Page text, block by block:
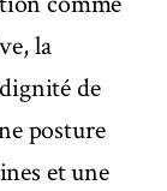
la
de
posture
et une